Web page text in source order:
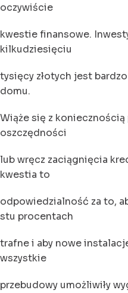
oczywiście
kwestie finansowe.
kilkudziesięciu
tysięcy złotych jest
domu.
Wiąże się z
oszczędności
lub wręcz zaciągnięcia
kwestia to
odpowiedzialność za to,
stu procentach
trafne i aby nowe
wszystkie
przebudowy umożliwiły